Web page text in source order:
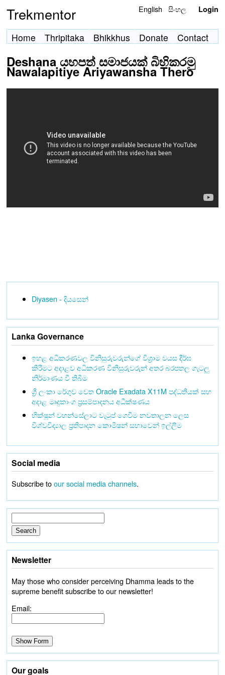
Trekmentor English සිංහල Login
Home Thripitaka Bhikkhus Donate Contact
Deshana යහපත් සමාජයක් බිහිකරමු
Nawalapitiye Ariyawansha Thero
Diyasen - දියසෙන්
Lanka Governance
ඉහළ අධිකරණවල විනිසුරුවරුන්ගේ විශ්‍රාම වයස දීර්ඝ
කිරීමට අදාළව අධිකරණ විනිසුරුවරුන් අතර බරපතල ගැටලු
නිර්මාණය වී තිබීම
ශ්‍රී ලංකා රේගුව වෙත Oracle Exadata X11M පද්ධතියක් සහ
අදාළ මෘදුකාංග ප්‍රසම්පාදනය අධීක්ෂණය
භික්ෂූන් වහන්සේලාට වැටුප් ගෙවීම නවතාලන ලෙස
විශ්වවිද්‍යාල ප්‍රතිපාදන කොමිෂන් සභාවෙන් ඉල්ලීම
Social media
Subscribe toour social media channels.
Newsletter
May those who consider perceiving Dhamma leads to the
supreme benefit subscribe to our newsletter!
Email:
Our goals